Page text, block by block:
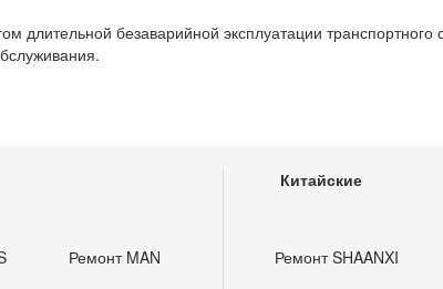
длительной безаварийной эксплуатации
Ремонт MAN
Китайские
Ремонт SHAANXI